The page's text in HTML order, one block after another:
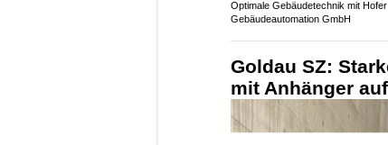
Robert Wild AG: Ihr Spezialist für
Verkehrsschilder